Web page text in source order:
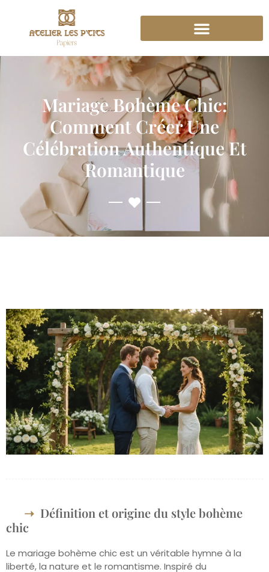
Mariage Bohème Chic:
Comment Créer Une
Célébration Authentique Et
Romantique
Définition et origine du style bohème
chic
Le mariage bohème chic est un véritable hymne à la
liberté, la nature et le romantisme. Inspiré du